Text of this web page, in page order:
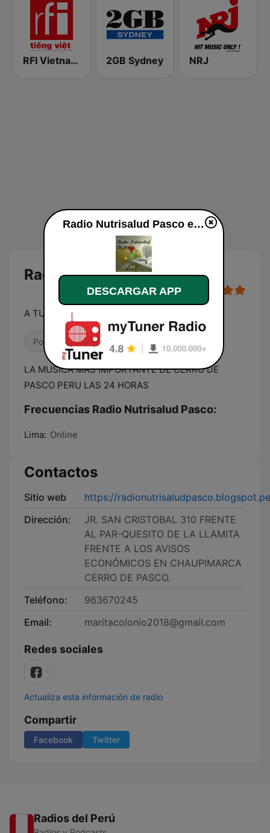
RFI Vietnam Tiếng Việt 2GB Sydney NRJ
Radio Nutrisalud Pasco
A TU LADO
Pop / Top 40 Variado Salsa
LA MUSICA MAS IMPORTANTE DE CERRO DE
PASCO PERU LAS 24 HORAS
Frecuencias Radio Nutrisalud Pasco:
Lima: Online
Contactos
Sitio web
https://
Dirección:
JR. SAN CRISTOBAL 310 FRENTE
AL PAR-QUESITO DE LA LLAMITA
FRENTE A LOS AVISOS
ECONÓMICOS EN CHAUPIMARCA
CERRO DE PASCO.
Teléfono:
963670245
Email:
maritacolonio2018@gmail.com
Redes sociales
Actualiza esta información de radio
Compartir
Facebook Twitter
Radios del Perú
Radio Nutrisalud Pasco en vivo
DESCARGAR APP